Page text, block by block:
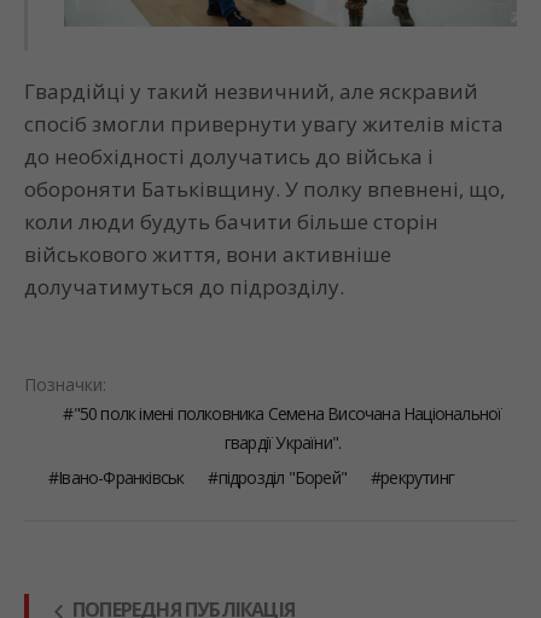
Гвардійці у такий незвичний, але яскравий
спосіб змогли привернути увагу жителів міста
до необхідності долучатись до війська і
обороняти Батьківщину. У полку впевнені, що,
коли люди будуть бачити більше сторін
військового життя, вони активніше
долучатимуться до підрозділу.
Позначки:
"50 полк імені полковника Семена Височана Національної
гвардії України".
Івано-Франківськ
підрозділ "Борей" рекрутинг
ПОПЕРЕДНЯ ПУБЛІКАЦІЯ